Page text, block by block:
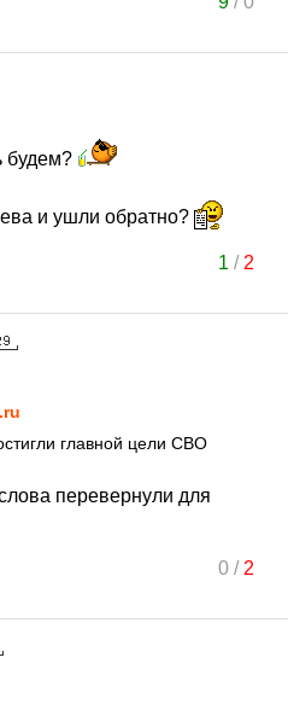
будем?
и ушли обратно?
1 / 2
главной цели СВО
перевернули для
0/ 2